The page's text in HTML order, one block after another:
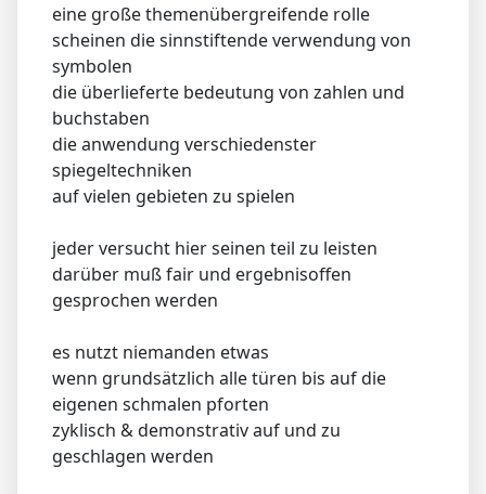
eine große themenübergreifende rolle
scheinen die sinnstiftende verwendung von
symbolen
die überlieferte bedeutung von zahlen und
buchstaben
die anwendung verschiedenster
spiegeltechniken
auf vielen gebieten zu spielen
jeder versucht hier seinen teil zu leisten
darüber muß fair und ergebnisoffen
gesprochen werden
es nutzt niemanden etwas
wenn grundsätzlich alle türen bis auf die
eigenen schmalen pforten
zyklisch & demonstrativ auf und zu
geschlagen werden